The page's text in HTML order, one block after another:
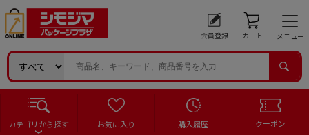
会員登録 カート メニュー
カテゴリから探す お気に入り 購入履歴 クーポン